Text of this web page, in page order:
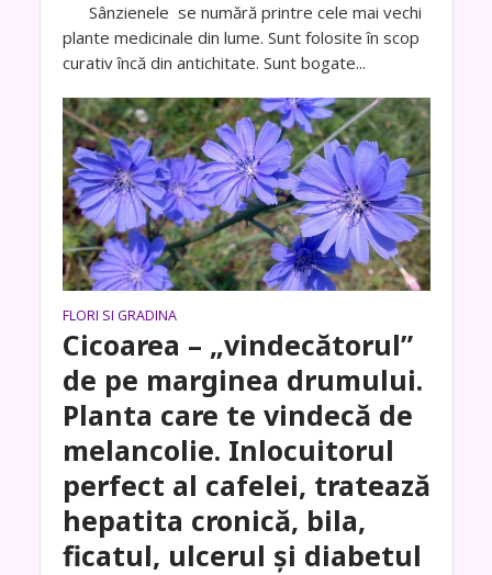
Sânzienele se numără printre cele mai vechi
plante medicinale din lume. Sunt folosite în scop
curativ încă din antichitate. Sunt bogate...
FLORI SI GRADINA
Cicoarea – „vindecătorul”
de pe marginea drumului.
Planta care te vindecă de
melancolie. Inlocuitorul
perfect al cafelei, tratează
hepatita cronică, bila,
ficatul, ulcerul şi diabetul